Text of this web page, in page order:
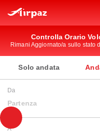
Controlla Orario
Rimani Aggiornato/a sullo stato
Solo andata
Da
Partenza
A